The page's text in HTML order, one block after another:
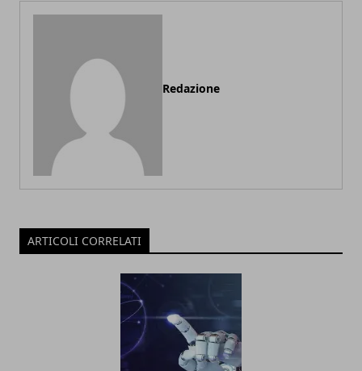
Redazione
ARTICOLI CORRELATI